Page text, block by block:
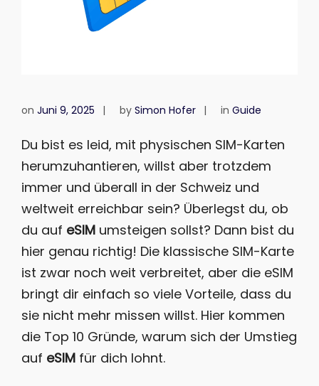
on Juni 9, 2025 by Simon Hofer in Guide
Du bist es leid, mit physischen SIM-Karten
herumzuhantieren, willst aber trotzdem
immer und überall in der Schweiz und
weltweit erreichbar sein? Überlegst du, ob
du auf eSIM umsteigen sollst? Dann bist du
hier genau richtig! Die klassische SIM-Karte
ist zwar noch weit verbreitet, aber die eSIM
bringt dir einfach so viele Vorteile, dass du
sie nicht mehr missen willst. Hier kommen
die Top 10 Gründe, warum sich der Umstieg
auf eSIM für dich lohnt.